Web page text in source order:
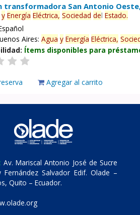
transformadora San Antonio
y Energía Eléctrica, Sociedad delEstado.
Aires:Agua y Energía Eléctrica,
Ítems disponibles para
Agregar al carrito
Av. Mariscal Antonio José de Sucre
Fernández Salvador Edif. Olade –
Quito – Ecuador.